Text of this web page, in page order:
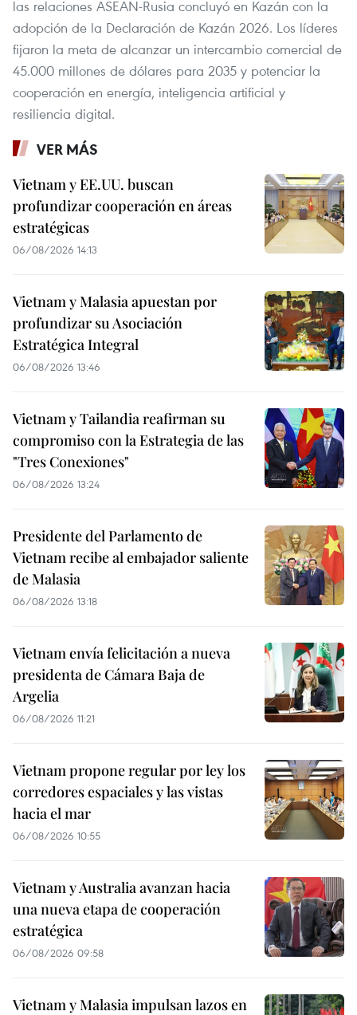
las relaciones ASEAN-Rusia concluyó en Kazán con la
adopción de la Declaración de Kazán 2026. Los líderes
fijaron la meta de alcanzar un intercambio comercial de
45.000 millones de dólares para 2035 y potenciar la
cooperación en energía, inteligencia artificial y
resiliencia digital.
VER MÁS
Vietnam y EE.UU. buscan
profundizar cooperación en áreas
estratégicas
06/08/2026 14:13
Vietnam y Malasia apuestan por
profundizar su Asociación
Estratégica Integral
06/08/2026 13:46
Vietnam y Tailandia reafirman su
compromiso con la Estrategia de las
"Tres Conexiones"
06/08/2026 13:24
Presidente del Parlamento de
Vietnam recibe al embajador saliente
de Malasia
06/08/2026 13:18
Vietnam envía felicitación a nueva
presidenta de Cámara Baja de
Argelia
06/08/2026 11:21
Vietnam propone regular por ley los
corredores espaciales y las vistas
hacia el mar
06/08/2026 10:55
Vietnam y Australia avanzan hacia
una nueva etapa de cooperación
estratégica
06/08/2026 09:58
Vietnam y Malasia impulsan lazos en